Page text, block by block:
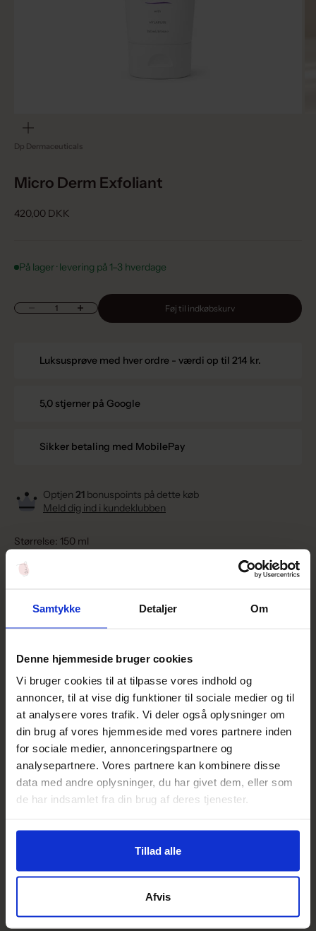
Samtykke Detaljer Om
Denne hjemmeside bruger cookies
Vi bruger cookies til at tilpasse vores indhold og
annoncer, til at vise dig funktioner til sociale medier og til
at analysere vores trafik. Vi deler også oplysninger om
din brug af vores hjemmeside med vores partnere inden
for sociale medier, annonceringspartnere og
analysepartnere. Vores partnere kan kombinere disse
data med andre oplysninger, du har givet dem, eller som
de har indsamlet fra din brug af deres tjenester.
Tillad alle
Afvis
Dp Dermaceuticals
Micro Derm Exfoliant
Salgspris
420,00 DKK
På lager · levering på 1–3 hverdage
Sænk antal Øg antal Føj til indkøbskurv
Luksusprøve med hver ordre - værdi op til 214 kr.
5,0 stjerner på Google
Sikker betaling med MobilePay
Optjen 21 bonuspoints på dette køb
Meld dig ind i kundeklubben
Størrelse: 150 ml
Dp Dermaceuticals Micro Derm Exfoliant
er en kraftfuld, men
ingredienser, der både eksfolierer og styrker hudens sundhed.
BESKRIVELSE
FORDELE
ANVENDELSE
Kundeanmeldelser
0 / 50 anmeldelser